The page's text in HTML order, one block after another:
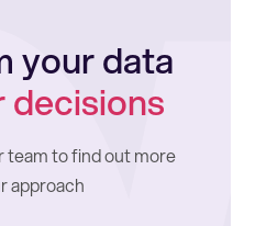
your data
decisions
team to find out more
approach